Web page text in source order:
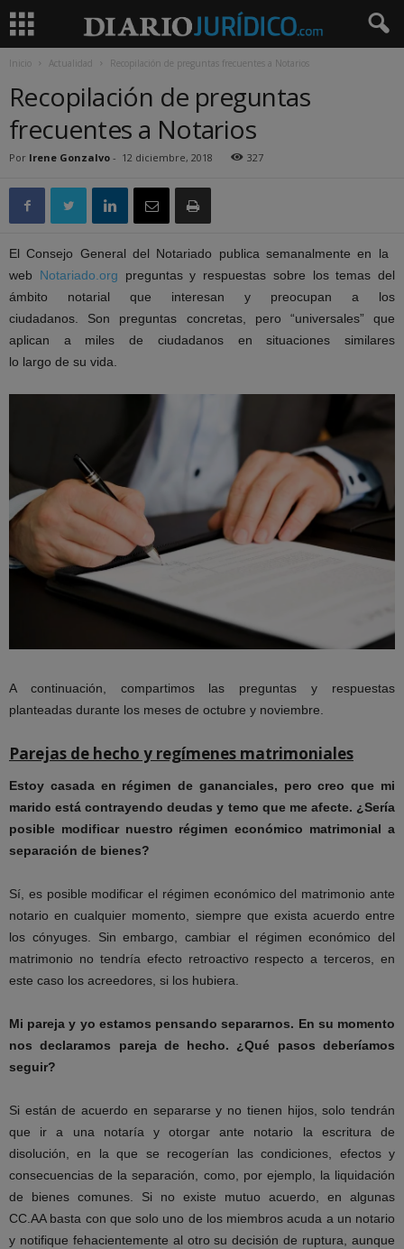
Inicio Actualidad Recopilación de preguntas frecuentes a Notarios
Recopilación de preguntas
frecuentes a Notarios
Por Irene Gonzalvo - 12 diciembre, 2018 327
El Consejo General del Notariado publica semanalmente en la
web Notariado.org preguntas y respuestas sobre los temas del
ámbito notarial que interesan y preocupan a los
ciudadanos. Son preguntas concretas, pero “universales” que
aplican a milesde ciudadanos en situaciones similares
lo largo de su vida.
A continuación, compartimos las preguntas y respuestas
planteadas durante los meses de octubre y noviembre.
Parejas de hecho y regímenes matrimoniales
Estoy casada en régimen de gananciales, pero creo que mi
marido está contrayendo deudas y temo que me afecte. ¿Sería
posible modificar nuestro régimen económico matrimonial a
separación de bienes?
Sí, es posible modificar el régimen económico del matrimonio ante
notario en cualquier momento, siempre que exista acuerdo entre
los cónyuges. Sin embargo, cambiar el régimen económico del
matrimonio no tendría efecto retroactivo respecto a terceros, en
este caso los acreedores, si los hubiera.
Mi pareja y yo estamos pensando separarnos. En su momento
nos declaramos pareja de hecho. ¿Qué pasos deberíamos
seguir?
Si están de acuerdo en separarse y no tienen hijos, solo tendrán
que ir a una notaría y otorgar ante notario la escritura de
disolución, en la que se recogerían las condiciones, efectos y
consecuencias de la separación, como, por ejemplo, la liquidación
de bienes comunes. Si no existe mutuo acuerdo, en algunas
CC.AA basta con que solo uno de los miembros acuda a un notario
y notifique fehacientemente al otro su decisión de ruptura, aunque